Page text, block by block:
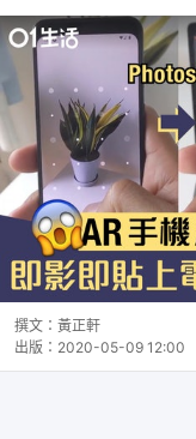
撰文： 黃正軒
出版： 2020-05-09 12:00